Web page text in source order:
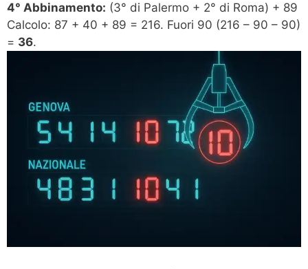
4° Abbinamento: (3° di Palermo + 2° di Roma) + 89
Calcolo: 87 + 40 + 89 = 216. Fuori 90 (216 – 90 – 90)
= 36.